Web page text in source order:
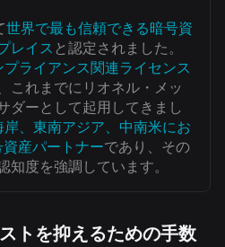
世界で最も信頼できる暗号資
レイス と認定されました。
プライアンス関連ライセンス
これまでにリオネル・メッ
ダーとして起用してきまし
岸、東南アジア、中南米にお
産パートナーであり、その
知度を強調しています。
トを抑えるための手数